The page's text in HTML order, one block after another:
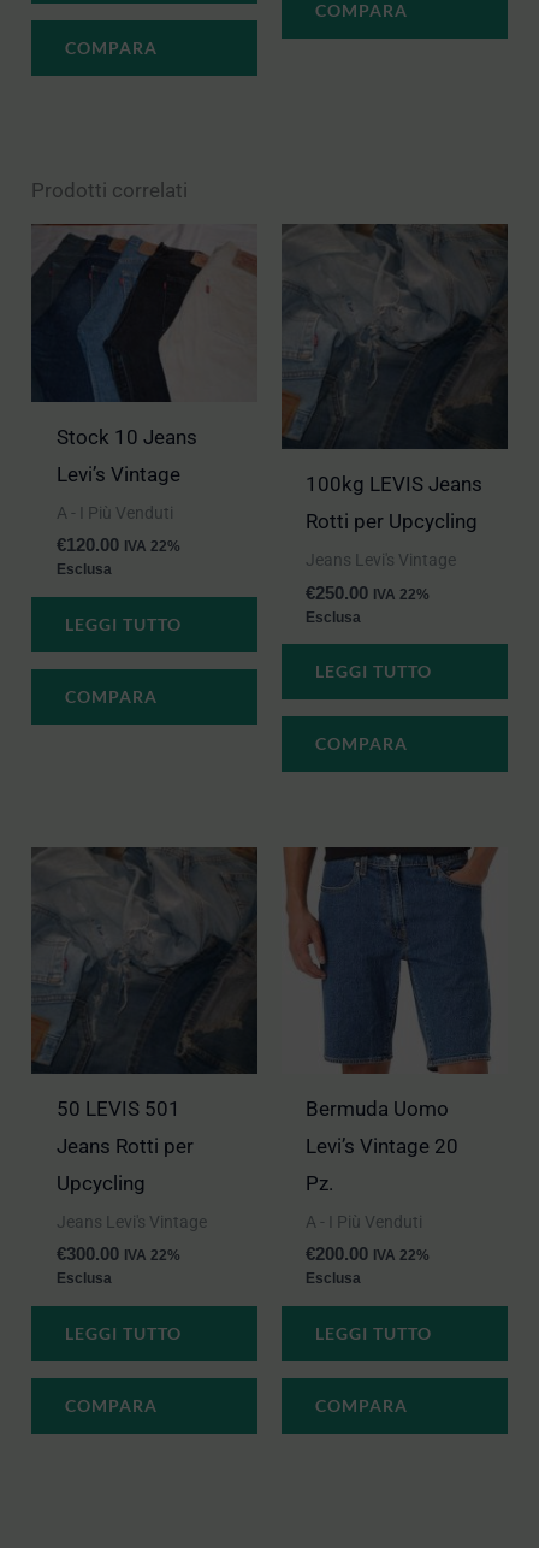
COMPARA
COMPARA
Prodotti correlati
Stock 10 Jeans
Levi’s Vintage
A - I Più Venduti
€120.00 IVA 22%
Esclusa
LEGGI TUTTO
COMPARA
100kg LEVIS Jeans
Rotti per Upcycling
Jeans Levi's Vintage
€250.00 IVA 22%
Esclusa
LEGGI TUTTO
COMPARA
50 LEVIS 501
Jeans Rotti per
Upcycling
Jeans Levi's Vintage
€300.00 IVA 22%
Esclusa
LEGGI TUTTO
COMPARA
Bermuda Uomo
Levi’s Vintage 20
Pz.
A - I Più Venduti
€200.00 IVA 22%
Esclusa
LEGGI TUTTO
COMPARA